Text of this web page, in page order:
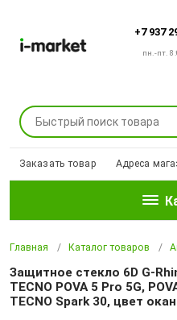
+7 937
пн.-пт.
Заказать товар Адреса
Главная Каталог товаров
Защитное стекло 6D G-
TECNO POVA 5 Pro 5G,
TECNO Spark 30, цвет